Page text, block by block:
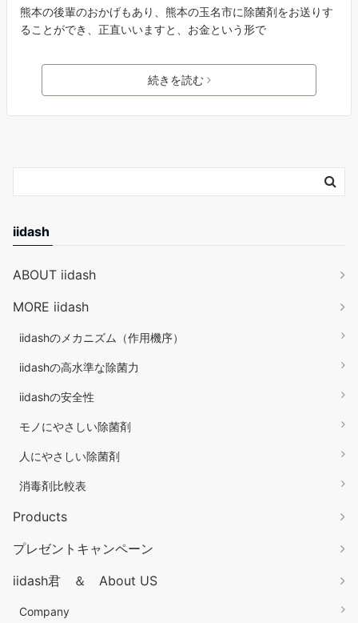
熊本の後輩のおかげもあり、熊本の玉名市に除菌剤をお送りす
ることができ、正直いいますと、お金という形で
続きを読む
iidash
ABOUT iidash
MORE iidash
iidashのメカニズム（作用機序）
iidashの高水準な除菌力
iidashの安全性
モノにやさしい除菌剤
人にやさしい除菌剤
消毒剤比較表
Products
プレゼントキャンペーン
iidash君 ＆ About US
Company